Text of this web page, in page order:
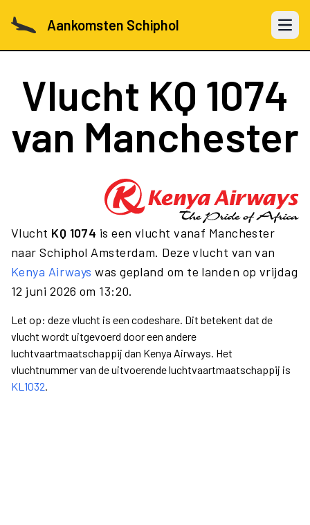
Aankomsten Schiphol Open
Vlucht KQ 1074
van Manchester
Vlucht KQ 1074 is een vlucht vanaf Manchester
naar Schiphol Amsterdam. Deze vlucht van van
Kenya Airways was gepland om te landen op vrijdag
12 juni 2026 om 13:20.
Let op: deze vlucht is een codeshare. Dit betekent dat de
vlucht wordt uitgevoerd door een andere
luchtvaartmaatschappij dan Kenya Airways. Het
vluchtnummer van de uitvoerende luchtvaartmaatschappij is
KL1032.